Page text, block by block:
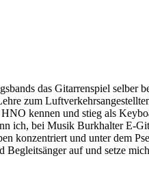
das Gitarrenspiel
zum
kennen und stieg als
ich, bei Musik Burkhalter E-
konzentriert und unter dem
auf und setze